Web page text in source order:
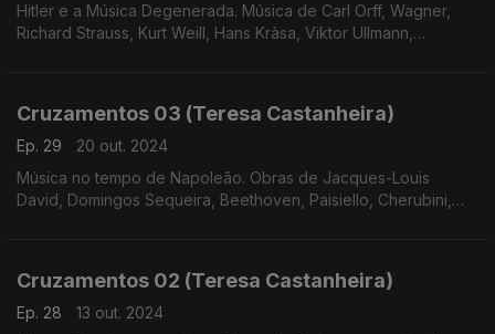
Hitler e a Música Degenerada. Música de Carl Orff, Wagner,
Richard Strauss, Kurt Weill, Hans Kràsa, Viktor Ullmann,
Cruzamentos 03 (Teresa Castanheira)
Ep. 29
20 out. 2024
Música no tempo de Napoleão. Obras de Jacques-Louis
David, Domingos Sequeira, Beethoven, Paisiello, Cherubini,
Cruzamentos 02 (Teresa Castanheira)
Ep. 28
13 out. 2024